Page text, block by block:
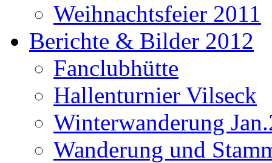
Weihnachtsfeier 2011
Berichte & Bilder 2012
Fanclubhütte
Hallenturnier Vilseck
Winterwanderung
Wanderung und